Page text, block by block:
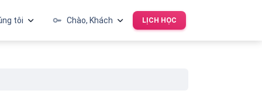
tôi key Chào, Khách LỊCH HỌC